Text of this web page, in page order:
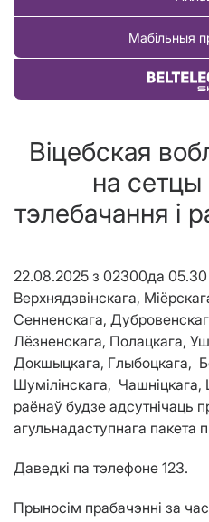
Мабільныя
Купіць
Віцебская
на сетцы
тэлебачання і
22.08.2025 з 02300да 05.30
Верхнядзвінскага,
Сенненскага,
Лёзненскага, Полацкага,
Докшыцкага, Глыбоцкага,
Шумілінскага,
раёнаў будзе адсутнічаць
агульнадаступнага пакета
Даведкі па тэлефоне 123.
Прыносім прабачэнні за